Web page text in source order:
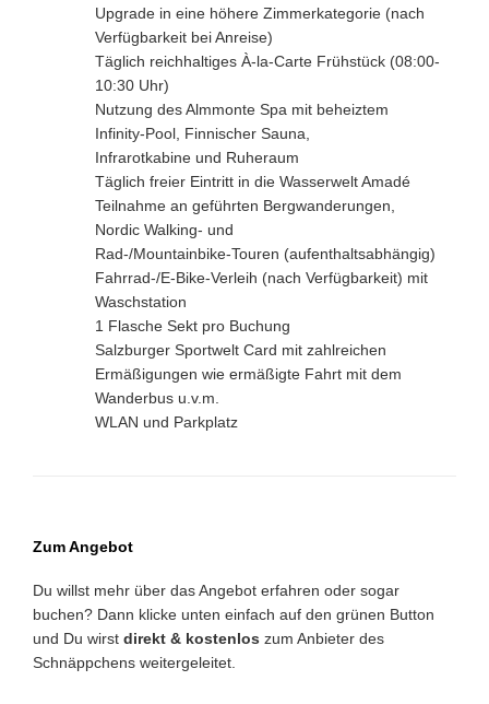
Upgrade in eine höhere Zimmerkategorie (nach
Verfügbarkeit bei Anreise)
Täglich reichhaltiges À-la-Carte Frühstück (08:00-
10:30 Uhr)
Nutzung des Almmonte Spa mit beheiztem
Infinity-Pool, Finnischer Sauna,
Infrarotkabine und Ruheraum
Täglich freier Eintritt in die Wasserwelt Amadé
Teilnahme an geführten Bergwanderungen,
Nordic Walking- und
Rad-/Mountainbike-Touren (aufenthaltsabhängig)
Fahrrad-/E-Bike-Verleih (nach Verfügbarkeit) mit
Waschstation
1 Flasche Sekt pro Buchung
Salzburger Sportwelt Card mit zahlreichen
Ermäßigungen wie ermäßigte Fahrt mit dem
Wanderbus u.v.m.
WLAN und Parkplatz
Zum Angebot
Du willst mehr über das Angebot erfahren oder sogar
buchen? Dann klicke unten einfach auf den grünen Button
und Du wirst direkt & kostenlos zum Anbieter des
Schnäppchens weitergeleitet.